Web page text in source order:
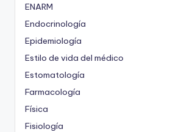
ENARM
Endocrinología
Epidemiología
Estilo de vida del médico
Estomatología
Farmacología
Física
Fisiología